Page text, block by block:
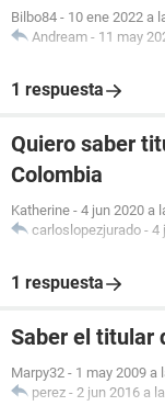
Bilbo84 - 10 ene 2022 a
Andream - 11 may
1 respuesta
Quiero saber
Colombia
Katherine - 4 jun 2020 a
carloslopezjurado - 4
1 respuesta
Saber el titular
Marpy32 - 1 may 2009 a
perez - 2 jun 2016 a